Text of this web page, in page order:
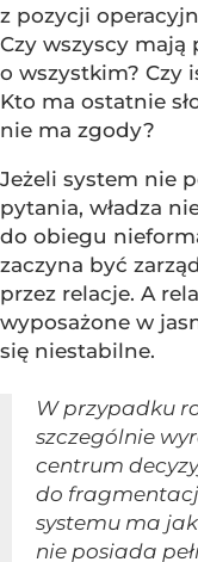
z pozycji
Czy wszyscy mają
o wszystkim? Czy
Kto ma ostatnie
nie ma zgody?
Jeżeli system nie
pytania, władza
do obiegu
zaczyna być
przez relacje. A
wyposażone w
się niestabilne.
W przypadku
szczególnie
centrum
do
systemu ma
nie posiada